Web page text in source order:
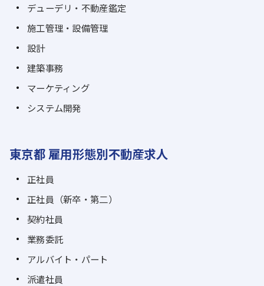
デューデリ・不動産鑑定
施工管理・設備管理
設計
建築事務
マーケティング
システム開発
東京都 雇用形態別不動産求人
正社員
正社員（新卒・第二）
契約社員
業務委託
アルバイト・パート
派遣社員